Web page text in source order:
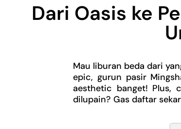
Dari Oasis ke
Mau liburan beda dari
epic, gurun pasir
aesthetic banget! Plus,
dilupain? Gas daftar